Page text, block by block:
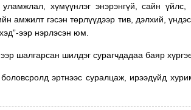
хүмүүнлэг энэрэнгүй, сайн
амжилт гэсэн төрлүүдээр тив, дэлхий,
ээр нэрлэсэн юм.
шалгарсан шилдэг сурагчдадаа баяр
эртнээс суралцаж, ирээдүйд